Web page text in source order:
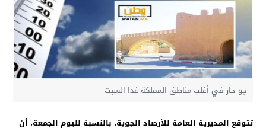
جو حار في أغلب مناطق المملكة غدا السبت
تتوقع المديرية العامة للأرصاد الجوية، بالنسبة لليوم الجمعة، أن